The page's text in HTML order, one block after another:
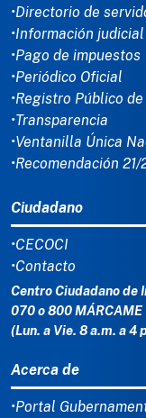
•Directorio de
•Información judicial
•Pago de impuestos
•Periódico Oficial
•Registro Público
•Transparencia
•Ventanilla Única
•Recomendación 21/
Ciudadano
•CECOCI
•Contacto
Centro Ciudadano de
070 o 800 MÁRCAME
(Lun. a Vie. 8 a.m. a 4
Acerca de
•Portal